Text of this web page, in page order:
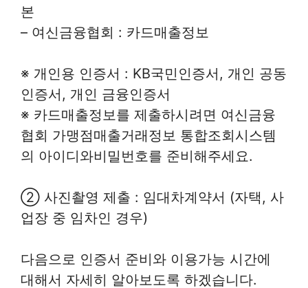
본
– 여신금융협회 : 카드매출정보
※ 개인용 인증서 : KB국민인증서, 개인 공동
인증서, 개인 금융인증서
※ 카드매출정보를 제출하시려면 여신금융
협회 가맹점매출거래정보 통합조회시스템
의 아이디와비밀번호를 준비해주세요.
② 사진촬영 제출 : 임대차계약서 (자택, 사
업장 중 임차인 경우)
다음으로 인증서 준비와 이용가능 시간에
대해서 자세히 알아보도록 하겠습니다.